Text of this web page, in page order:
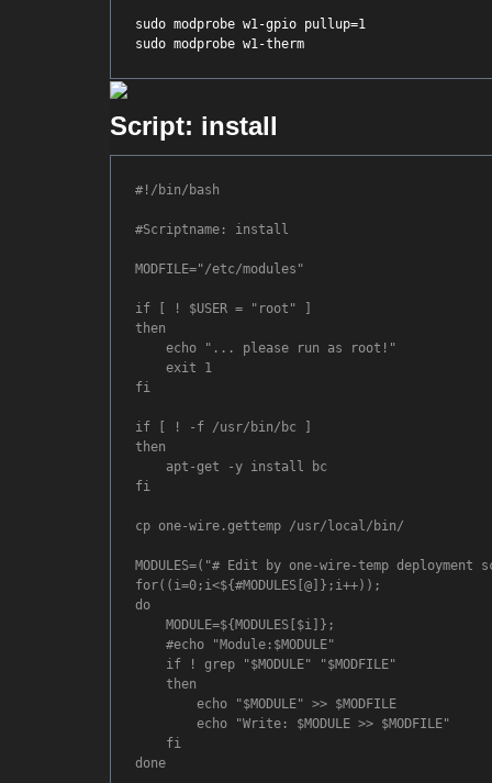
sudo modprobe w1-gpio pullup=1
Script: install
#!/bin/bash
#Scriptname: install
MODFILE="/etc/modules"
if [ ! $USER = "root" ]
then
    echo "... please run as root!"
    exit 1
fi
if [ ! -f /usr/bin/bc ]
then
    apt-get -y install bc
fi
cp one-wire.gettemp /usr/local/bin/
MODULES=("# Edit by one-wire-temp
for((i=0;i<${#MODULES[@]};i++));
do
    MODULE=${MODULES[$i]};
    #echo "Module:$MODULE"
    if ! grep "$MODULE" "$MODFILE"
    then
        echo "$MODULE" >> $MODFILE
        echo "Write: $MODULE >> $MODFILE"
    fi
done